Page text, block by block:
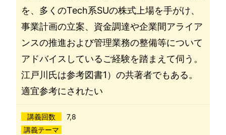
を、多くのTech系SUの株式上場を手がけ、
事業計画の立案、資金調達や企業間アライア
ンスの推進および管理業務の整備等について
アドバイスしているご経験を踏まえて伺う。
江戸川氏は参考図書1）の共著者でもある。
適宜参考にされたい
講義回数
7,8
講義テーマ